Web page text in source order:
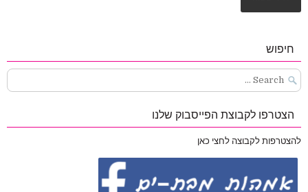
חיפוש
Search
for:
הצטרפו לקבוצת הפייסבוק שלנו
להצטרפות לקבוצה לחצי כאן